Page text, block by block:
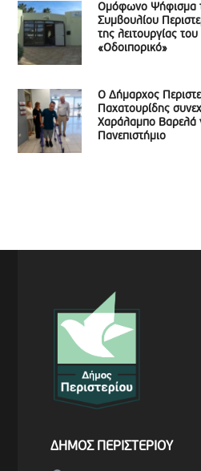
Ομόφωνο Ψήφισμα
Συμβουλίου
της λειτουργίας
«Οδοιπορικό»
Ο Δήμαρχος
Παχατουρίδης
Χαράλαμπο Βαρελά
Πανεπιστήμιο
ΔΗΜΟΣ ΠΕΡΙΣΤΕΡΙΟΥ